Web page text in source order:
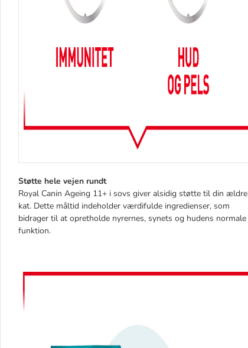
Støtte hele vejen rundt
Royal Canin Ageing 11+ i sovs giver alsidig støtte til din ældre
kat. Dette måltid indeholder værdifulde ingredienser, som
bidrager til at opretholde nyrernes, synets og hudens normale
funktion.